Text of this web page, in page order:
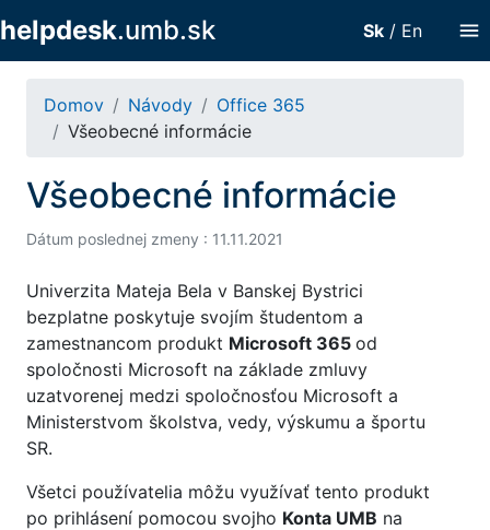
menu
helpdesk.umb.sk Sk / En
Domov Návody
Office 365
Všeobecné informácie
Všeobecné informácie
Dátum poslednej zmeny : 11.11.2021
Univerzita Mateja Bela v Banskej Bystrici
bezplatne poskytuje svojím študentom a
zamestnancom produkt Microsoft 365 od
spoločnosti Microsoft na základe zmluvy
uzatvorenej medzi spoločnosťou Microsoft a
Ministerstvom školstva, vedy, výskumu a športu
SR.
Všetci používatelia môžu využívať tento produkt
po prihlásení pomocou svojho Konta UMB na